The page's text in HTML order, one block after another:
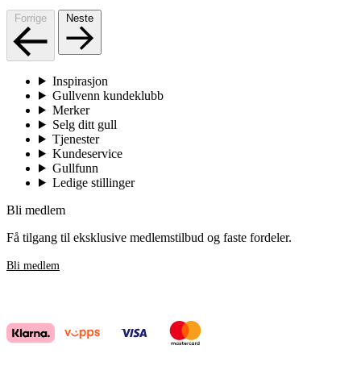
Forrige Neste
Inspirasjon
Gullvenn kundeklubb
Merker
Selg ditt gull
Tjenester
Kundeservice
Gullfunn
Ledige stillinger
Bli medlem
Få tilgang til eksklusive medlemstilbud og faste fordeler.
Bli medlem